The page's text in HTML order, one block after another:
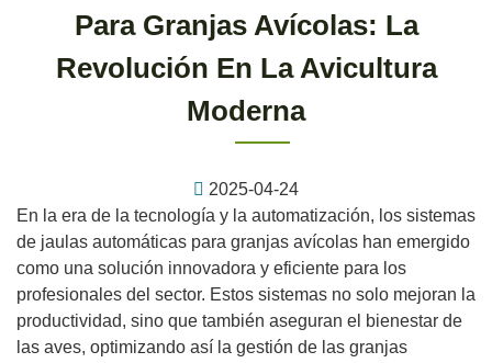
Para Granjas Avícolas: La
Revolución En La Avicultura
Moderna
2025-04-24
En la era de la tecnología y la automatización, los sistemas
de jaulas automáticas para granjas avícolas han emergido
como una solución innovadora y eficiente para los
profesionales del sector. Estos sistemas no solo mejoran la
productividad, sino que también aseguran el bienestar de
las aves, optimizando así la gestión de las granjas